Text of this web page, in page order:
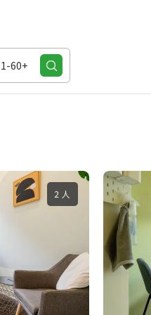
1-60+
2 人